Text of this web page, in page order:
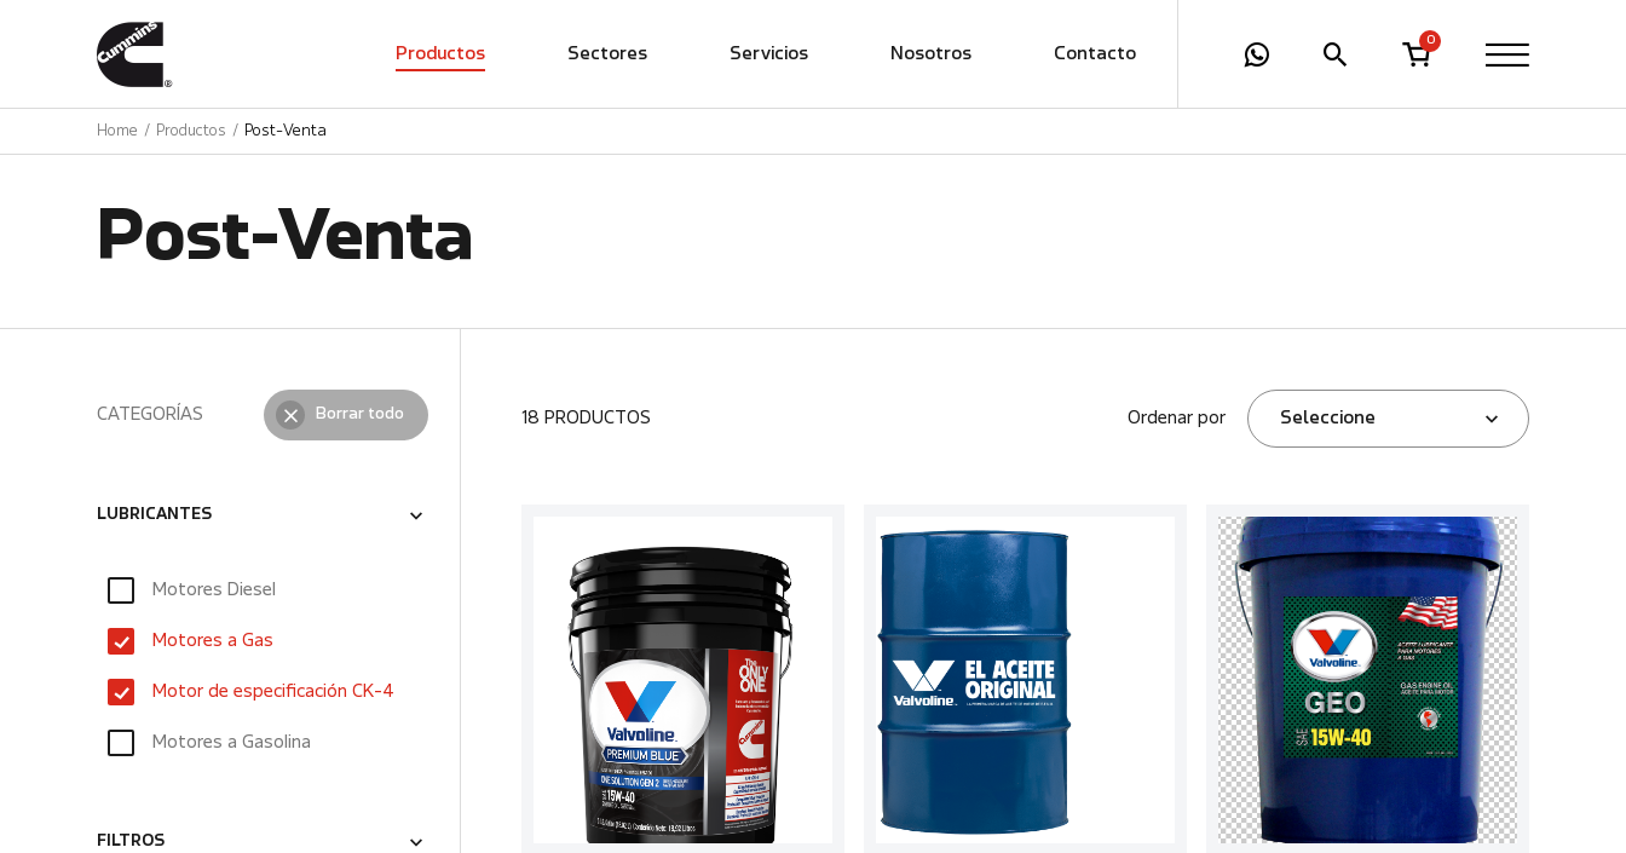
Productos Sectores Servicios Nosotros Contacto
0
Home Productos Post-Venta
Post-Venta
CATEGORÍAS Borrar todo
LUBRICANTES
Motores Diesel
Motores a Gas
Motor de especificación CK-4
Motores a Gasolina
FILTROS
18 PRODUCTOS Ordenar por Seleccione